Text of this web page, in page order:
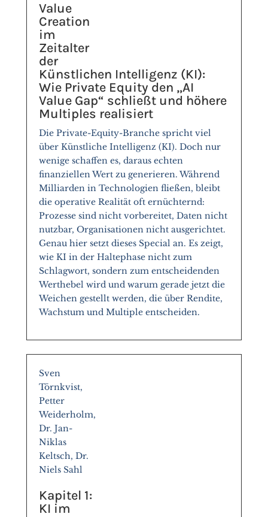
Value
Creation
im
Zeitalter
der
Künstlichen Intelligenz (KI):
Wie Private Equity den „AI
Value Gap“ schließt und höhere
Multiples realisiert
Die Private-Equity-Branche spricht viel
über Künstliche Intelligenz (KI). Doch nur
wenige schaffen es, daraus echten
finanziellen Wert zu generieren. Während
Milliarden in Technologien fließen, bleibt
die operative Realität oft ernüchternd:
Prozesse sind nicht vorbereitet, Daten nicht
nutzbar, Organisationen nicht ausgerichtet.
Genau hier setzt dieses Special an. Es zeigt,
wie KI in der Haltephase nicht zum
Schlagwort, sondern zum entscheidenden
Werthebel wird und warum gerade jetzt die
Weichen gestellt werden, die über Rendite,
Wachstum und Multiple entscheiden.
Sven
Törnkvist,
Petter
Weiderholm,
Dr. Jan-
Niklas
Keltsch, Dr.
Niels Sahl
Kapitel 1:
KI im